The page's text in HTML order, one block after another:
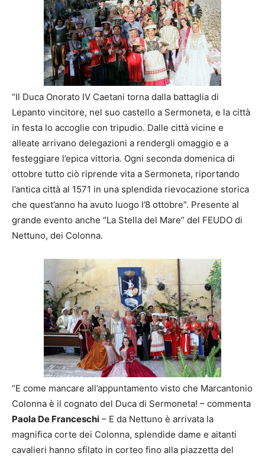
“Il Duca Onorato IV Caetani torna dalla battaglia di
Lepanto vincitore, nel suo castello a Sermoneta, e la città
in festa lo accoglie con tripudio. Dalle città vicine e
alleate arrivano delegazioni a rendergli omaggio e a
festeggiare l’epica vittoria. Ogni seconda domenica di
ottobre tutto ciò riprende vita a Sermoneta, riportando
l’antica città al 1571 in una splendida rievocazione storica
che quest’anno ha avuto luogo l’8 ottobre”. Presente al
grande evento anche “La Stella del Mare” del FEUDO di
Nettuno, dei Colonna.
“E come mancare all’appuntamento visto che Marcantonio
Colonna è il cognato del Duca di Sermoneta! – commenta
Paola De Franceschi – E da Nettuno è arrivata la
magnifica corte dei Colonna, splendide dame e aitanti
cavalieri hanno sfilato in corteo fino alla piazzetta del